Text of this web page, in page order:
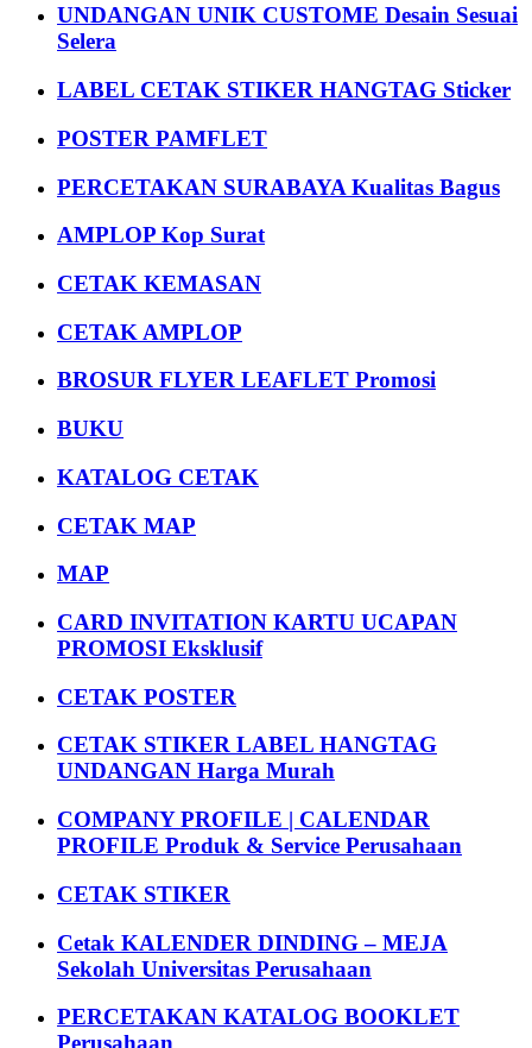
UNDANGAN UNIK CUSTOME Desain Sesuai
Selera
LABEL CETAK STIKER HANGTAG Sticker
POSTER PAMFLET
PERCETAKAN SURABAYA Kualitas Bagus
AMPLOP Kop Surat
CETAK KEMASAN
CETAK AMPLOP
BROSUR FLYER LEAFLET Promosi
BUKU
KATALOG CETAK
CETAK MAP
MAP
CARD INVITATION KARTU UCAPAN
PROMOSI Eksklusif
CETAK POSTER
CETAK STIKER LABEL HANGTAG
UNDANGAN Harga Murah
COMPANY PROFILE | CALENDAR
PROFILE Produk & Service Perusahaan
CETAK STIKER
Cetak KALENDER DINDING – MEJA
Sekolah Universitas Perusahaan
PERCETAKAN KATALOG BOOKLET